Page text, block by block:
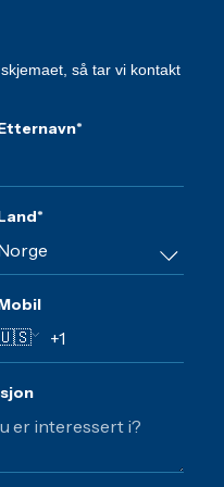
så tar vi kontakt
*
*